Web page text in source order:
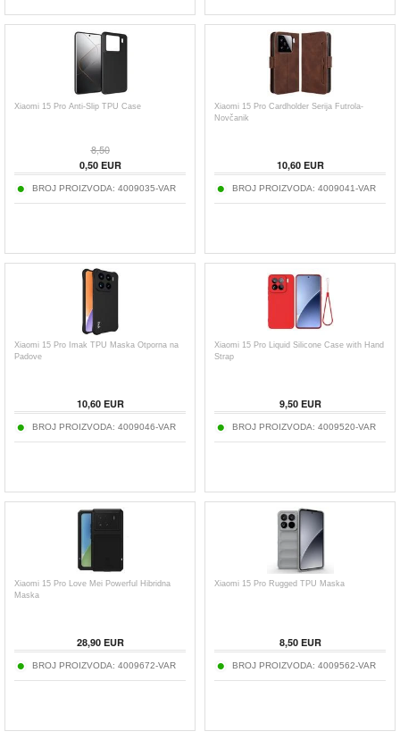
Xiaomi 15 Pro Anti-Slip TPU Case
8,50
0,50EUR
BROJ PROIZVODA: 4009035-VAR
Xiaomi 15 Pro Cardholder Serija Futrola-
Novčanik
10,60EUR
BROJ PROIZVODA: 4009041-VAR
Xiaomi 15 Pro Imak TPU Maska Otporna na
Padove
10,60EUR
BROJ PROIZVODA: 4009046-VAR
Xiaomi 15 Pro Liquid Silicone Case with Hand
Strap
9,50EUR
BROJ PROIZVODA: 4009520-VAR
Xiaomi 15 Pro Love Mei Powerful Hibridna
Maska
28,90EUR
BROJ PROIZVODA: 4009672-VAR
Xiaomi 15 Pro Rugged TPU Maska
8,50EUR
BROJ PROIZVODA: 4009562-VAR